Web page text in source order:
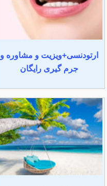
ارتودنسی+ویزیت و مشاوره و
جرم گیری رایگان